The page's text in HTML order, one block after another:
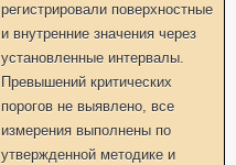
регистрировали поверхностные
и внутренние значения через
установленные интервалы.
Превышений критических
порогов не выявлено, все
измерения выполнены по
утвержденной методике и